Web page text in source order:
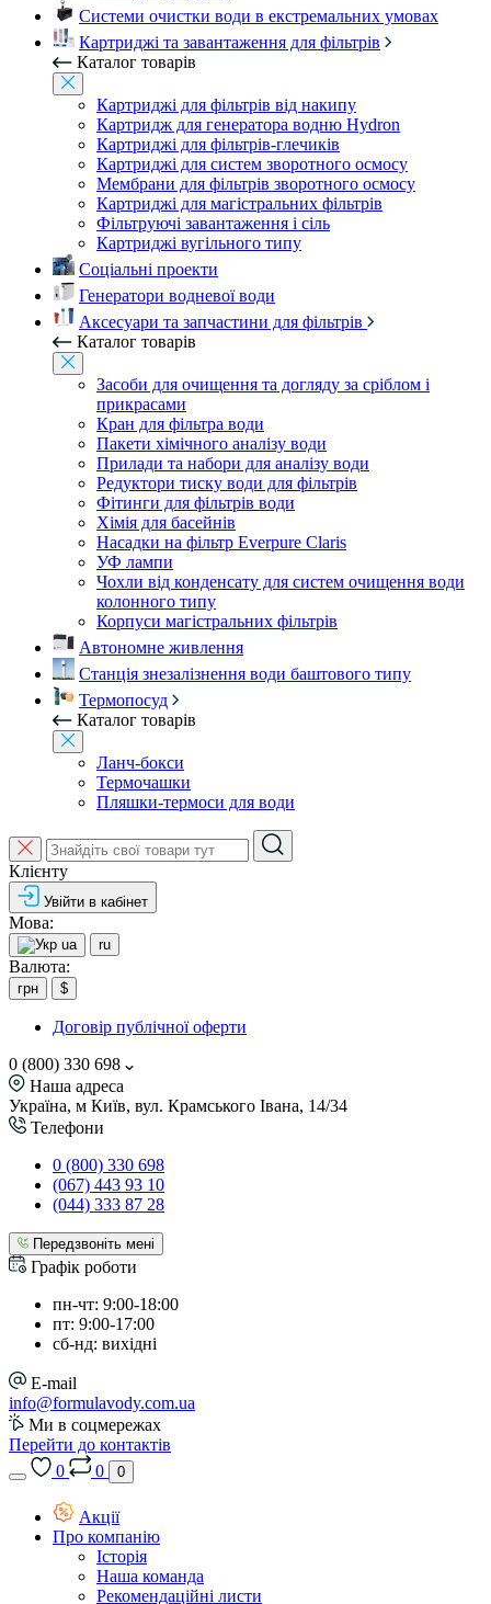
Системи очистки води в екстремальних умовах
Картриджі та завантаження для фільтрів
Каталог товарів
Картриджі для фільтрів від накипу
Картридж для генератора водню Hydron
Картриджі для фільтрів-глечиків
Картриджі для систем зворотного осмосу
Мембрани для фільтрів зворотного осмосу
Картриджі для магістральних фільтрів
Фільтруючі завантаження і сіль
Картриджі вугільного типу
Соціальні проекти
Генератори водневої води
Аксесуари та запчастини для фільтрів
Каталог товарів
Засоби для очищення та догляду за сріблом і
прикрасами
Кран для фільтра води
Пакети хімічного аналізу води
Прилади та набори для аналізу води
Редуктори тиску води для фільтрів
Фітинги для фільтрів води
Хімія для басейнів
Насадки на фільтр Everpure Claris
УФ лампи
Чохли від конденсату для систем очищення води
колонного типу
Корпуси магістральних фільтрів
Автономне живлення
Станція знезалізнення води баштового типу
Термопосуд
Каталог товарів
Ланч-бокси
Термочашки
Пляшки-термоси для води
Клієнту
Увійти в кабінет
Мова:
ua ru
Валюта:
грн $
Договір публічної оферти
0 (800) 330 698
Наша адреса
Україна, м Київ, вул. Крамського Івана, 14/34
Телефони
0 (800) 330 698
(067) 443 93 10
(044) 333 87 28
Передзвоніть мені
Графік роботи
пн-чт: 9:00-18:00
пт: 9:00-17:00
сб-нд: вихідні
E-mail
info@formulavody.com.ua
Ми в соцмережах
Перейти до контактів
0
0 0
Акції
Про компанію
Історія
Наша команда
Рекомендаційні листи